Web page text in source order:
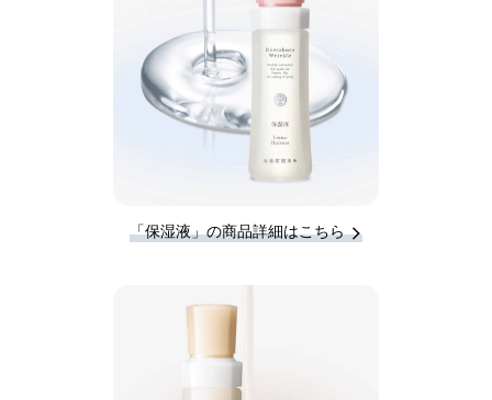
「保湿液」の商品詳細はこちら